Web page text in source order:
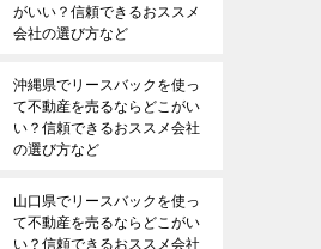
がいい？信頼できるおススメ
会社の選び方など
沖縄県でリースバックを使っ
て不動産を売るならどこがい
い？信頼できるおススメ会社
の選び方など
山口県でリースバックを使っ
て不動産を売るならどこがい
い？信頼できるおススメ会社